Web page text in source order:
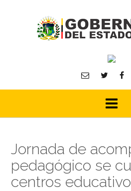
Jornada de
pedagógico se
centros